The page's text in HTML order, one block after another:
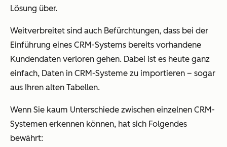
Lösung über.
Weitverbreitet sind auch Befürchtungen, dass bei der
Einführung eines CRM-Systems bereits vorhandene
Kundendaten verloren gehen. Dabei ist es heute ganz
einfach, Daten in CRM-Systeme zu importieren – sogar
aus Ihren alten Tabellen.
Wenn Sie kaum Unterschiede zwischen einzelnen CRM-
Systemen erkennen können, hat sich Folgendes
bewährt: